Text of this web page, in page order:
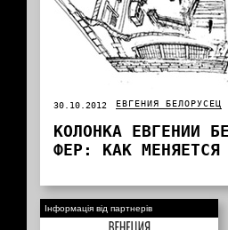
30.10.2012 ЕВГЕНИЯ БЕЛОРУСЕЦ
КОЛОНКА ЕВГЕНИИ
ФЕР: КАК МЕНЯЕТСЯ
Інформація від партнерів